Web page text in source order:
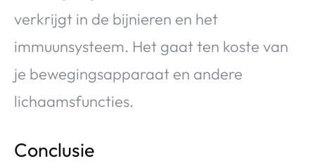
verkrijgt in de bijnieren en het
immuunsysteem. Het gaat ten koste van
je bewegingsapparaat en andere
lichaamsfuncties.
Conclusie